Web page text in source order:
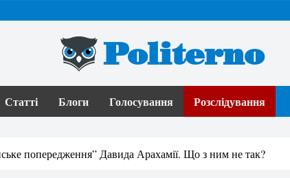
Politerno
Статті Блоги Голосування Розслідування
попередження” Давида Арахамії. Що з ним не так?